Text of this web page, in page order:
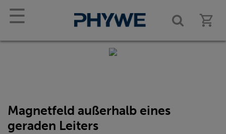
☰
Magnetfeld außerhalb eines
geraden Leiters